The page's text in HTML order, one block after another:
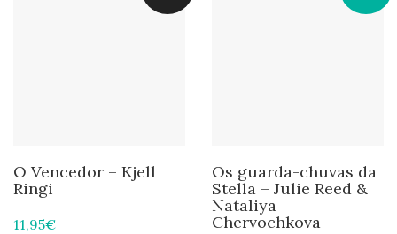
O Vencedor – Kjell
Ringi
11,95€
Os guarda-chuvas da
Stella – Julie Reed &
Nataliya
Chervochkova